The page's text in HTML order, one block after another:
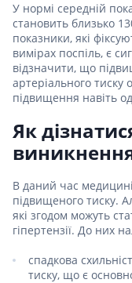
У нормі середній
становить близько
показники, які
вимірах поспіль, є
відзначити, що
артеріального
підвищення навіть
Як
В даний час
підвищеного тиску.
які згодом можуть
гіпертензії. До них
спадкова
тиску, що є